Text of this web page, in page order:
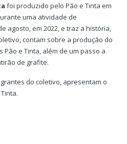
foi produzido pelo Pão e Tinta em
uma atividade de
agosto, em 2022, e traz a história,
contam sobre a produção do
e Tinta, além de um passo a
de grafite.
do coletivo, apresentam o